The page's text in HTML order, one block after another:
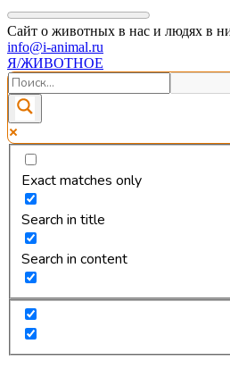
Сайт о животных в нас и людях в
info@i-animal.ru
Я/ЖИВОТНОЕ
Exact matches only
Search in title
Search in content